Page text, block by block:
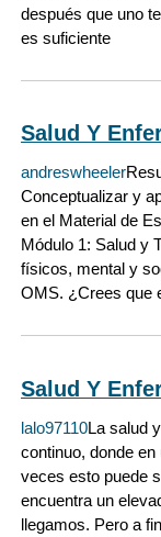
después que uno
es suficiente
Salud Y
andreswheeler
Conceptualizar y
en el Material de
Módulo 1: Salud y
físicos, mental y
OMS. ¿Crees que
Salud Y
lalo97110La salud
continuo, donde
veces esto puede
encuentra un
llegamos. Pero a